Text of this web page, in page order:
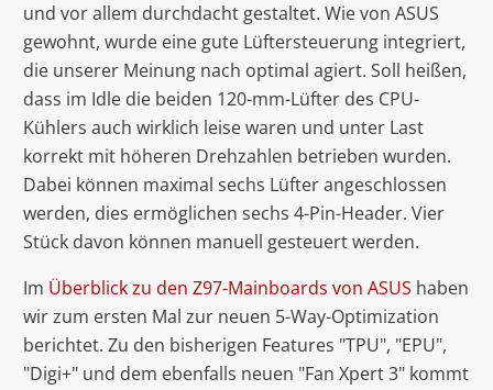
und vor allem durchdacht gestaltet. Wie von ASUS
gewohnt, wurde eine gute Lüftersteuerung integriert,
die unserer Meinung nach optimal agiert. Soll heißen,
dass im Idle die beiden 120-mm-Lüfter des CPU-
Kühlers auch wirklich leise waren und unter Last
korrekt mit höheren Drehzahlen betrieben wurden.
Dabei können maximal sechs Lüfter angeschlossen
werden, dies ermöglichen sechs 4-Pin-Header. Vier
Stück davon können manuell gesteuert werden.
Im Überblick zu den Z97-Mainboards von ASUS haben
wir zum ersten Mal zur neuen 5-Way-Optimization
berichtet. Zu den bisherigen Features "TPU", "EPU",
"Digi+" und dem ebenfalls neuen "Fan Xpert 3" kommt